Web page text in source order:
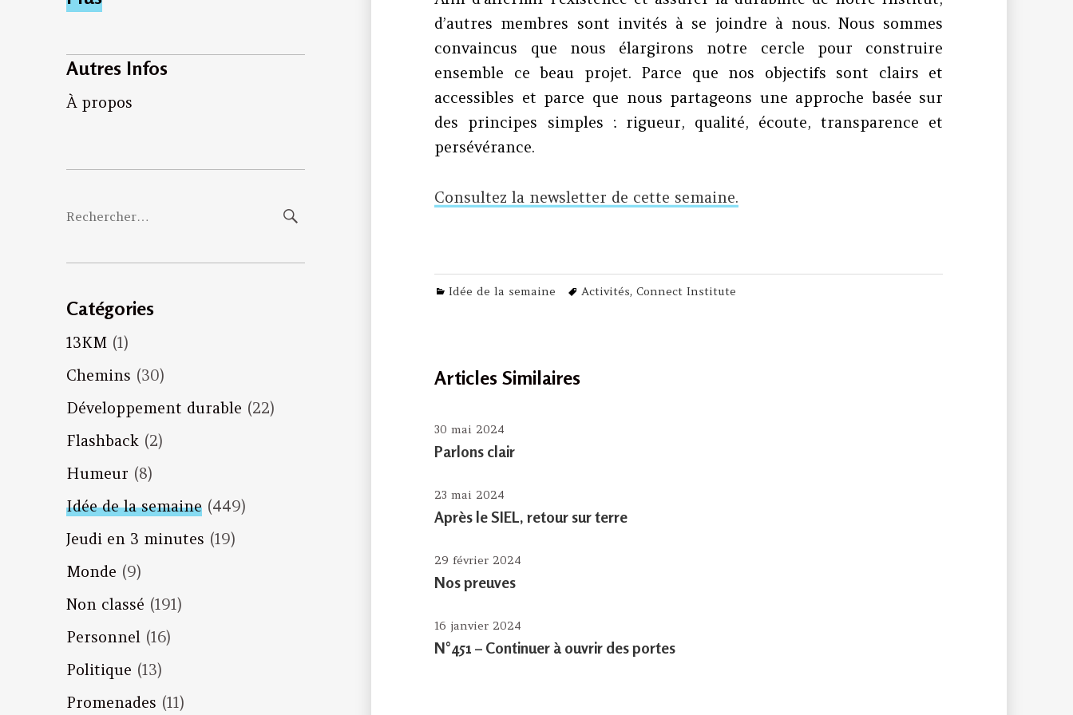
Autres Infos
À propos
Rechercher :
Catégories
13KM(1)
Chemins (30)
Développement durable (22)
Flashback (2)
Humeur (8)
Idée de la semaine(449)
Jeudi en 3 minutes (19)
Monde (9)
Non classé (191)
Personnel (16)
Politique (13)
Promenades (11)
d’autres membres sont invités à se joindre à nous. Nous sommes
convaincus que nous élargirons notre cercle pour construire
ensemble ce beau projet. Parce que nos objectifs sont clairs et
accessibles et parce que nous partageons une approche basée sur
des principes simples : rigueur, qualité, écoute, transparence et
persévérance.
Consultez la newsletter de cette semaine.
Categories
Idée de la semaine Tags
Activités,Connect Institute
Articles Similaires
30 mai 2024
Parlons clair
23 mai 2024
Après le SIEL, retour sur terre
29 février 2024
Nos preuves
16 janvier 2024
N°451 – Continuer à ouvrir des portes